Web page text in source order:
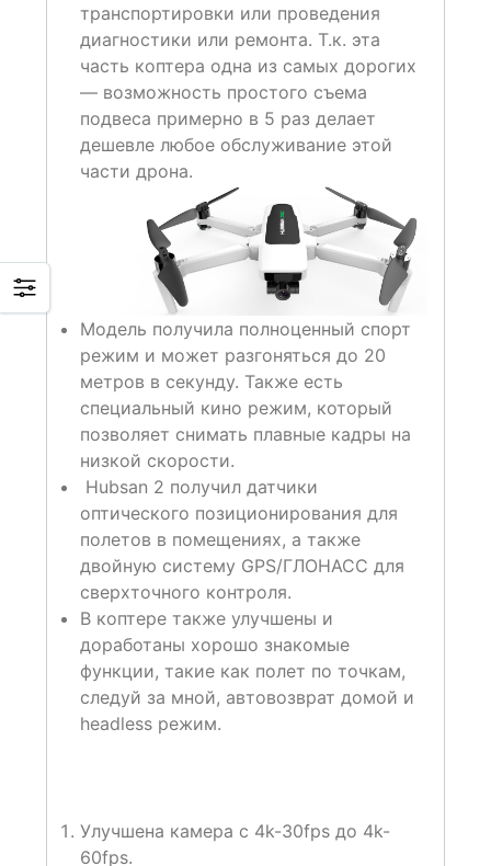
транспортировки или проведения
диагностики или ремонта. Т.к. эта
часть коптера одна из самых дорогих
— возможность простого съема
подвеса примерно в 5 раз делает
дешевле любое обслуживание этой
части дрона.
Модель получила полноценный спорт
режим и может разгоняться до 20
метров в секунду. Также есть
специальный кино режим, который
позволяет снимать плавные кадры на
низкой скорости.
Hubsan 2 получил датчики
оптического позиционирования для
полетов в помещениях, а также
двойную систему GPS/ГЛОНАСС для
сверхточного контроля.
В коптере также улучшены и
доработаны хорошо знакомые
функции, такие как полет по точкам,
следуй за мной, автовозврат домой и
headless режим.
Улучшена камера с 4k-30fps до 4k-
60fps.